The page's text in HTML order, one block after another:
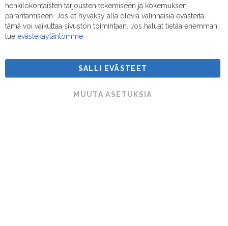
Sähköposti:myynti@suodatinmestarit.fi
Suodatinmestarit © 2026
henkilökohtaisten tarjousten tekemiseen ja kokemuksen
parantamiseen. Jos et hyväksy alla olevia valinnaisia evästeitä,
tämä voi vaikuttaa sivuston toimintaan. Jos haluat tietää enemmän,
lue evästekäytäntömme
SALLI EVÄSTEET
MUUTA ASETUKSIA